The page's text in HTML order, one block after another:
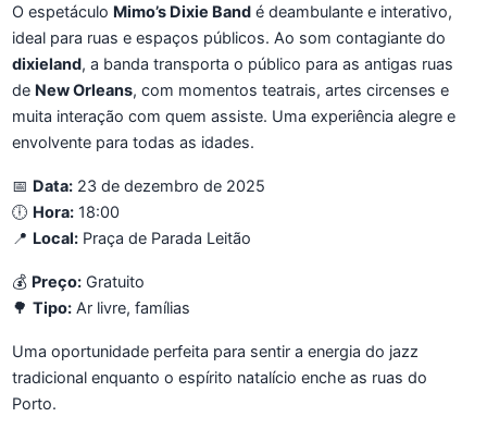
O espetáculo Mimo’s Dixie Band é deambulante e interativo,
ideal para ruas e espaços públicos. Ao som contagiante do
dixieland, a banda transporta o público para as antigas ruas
de New Orleans, com momentos teatrais, artes circenses e
muita interação com quem assiste. Uma experiência alegre e
envolvente para todas as idades.
📅 Data: 23 de dezembro de 2025
🕕 Hora: 18:00
📍 Local: Praça de Parada Leitão
💰 Preço: Gratuito
🌳 Tipo: Ar livre, famílias
Uma oportunidade perfeita para sentir a energia do jazz
tradicional enquanto o espírito natalício enche as ruas do
Porto.